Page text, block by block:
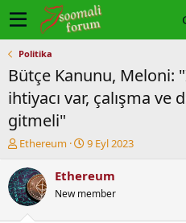
Politika
Bütçe Kanunu, Meloni:
ihtiyacı var, çalışma
gitmeli"
K
n
u
y
Ethereum
B
ş
a
9 Eyl 2023
Ethereum
New member